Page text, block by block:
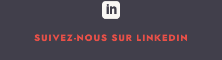

SUIVEZ-NOUS SUR LINKEDIN